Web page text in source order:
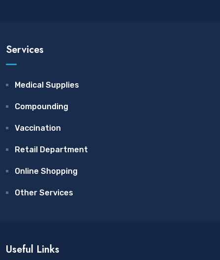
Services
Medical Supplies
Compounding
Vaccination
Retail Department
Online Shopping
Other Services
Useful Links